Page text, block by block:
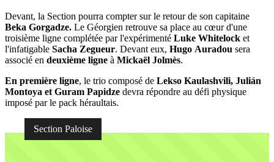
Devant, la Section pourra compter sur le retour de son capitaine
Beka Gorgadze. Le Géorgien retrouve sa place au cœur d'une
troisième ligne complétée par l'expérimenté Luke Whitelock et
l'infatigable Sacha Zegueur. Devant eux, Hugo Auradou sera
associé en deuxième ligne à Mickaël Jolmès.
En première ligne, le trio composé de Lekso Kaulashvili, Julián
Montoya et Guram Papidze devra répondre au défi physique
imposé par le pack héraultais.
Section Paloise